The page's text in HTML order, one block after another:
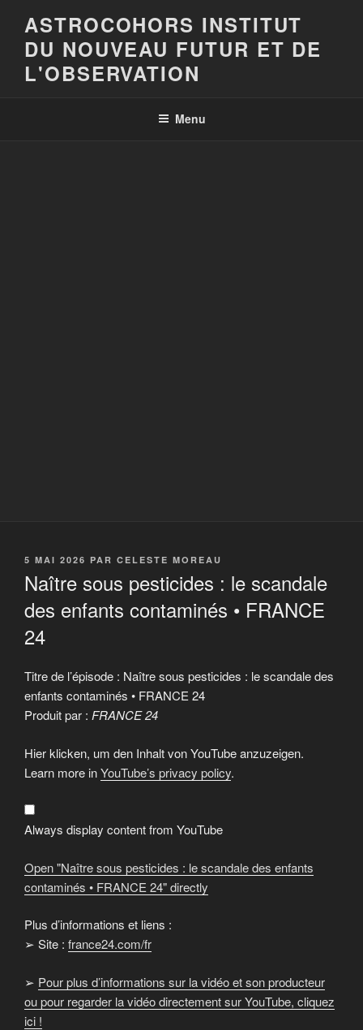
contenu
principal
ASTROCOHORS INSTITUT
DU NOUVEAU FUTUR ET DE
L'OBSERVATION
Menu
PUBLIÉ
5 MAI 2026 PAR CELESTE MOREAU
Naître sous pesticides : le scandale
des enfants contaminés • FRANCE
24
Titre de l’épisode : Naître sous pesticides : le scandale des
enfants contaminés • FRANCE 24
Produit par : FRANCE 24
Display
"Naître
sous
pesticides
le
scandale
des
enfants
•
FRANCE
24"
from
Hier klicken, um den Inhalt von YouTube anzuzeigen.
Learn more inYouTube’s privacy policy.
Always display content from YouTube
Open "Naître sous pesticides : le scandale des enfants
contaminés • FRANCE 24" directly
Plus d’informations et liens :
➢ Site : france24.com/fr
➢ Pour plus d’informations sur la vidéo et son producteur
ou pour regarder la vidéo directement sur YouTube, cliquez
ici !